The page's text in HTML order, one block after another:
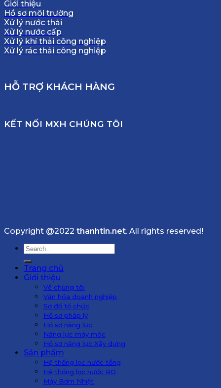
Giới thiệu
Hồ sơ môi trường
Xử lý nước thải
Xử lý nước cấp
Xử lý khí thải công nghiệp
Xử lý rác thải công nghiệp
HỖ TRỢ KHÁCH HÀNG
KẾT NỐI MXH CHÚNG TÔI
Copyright @2022 thanhtin.net. All rights reserved!
Search
for:
Trang chủ
Giới thiệu
Về chúng tôi
Văn hóa doanh nghiệp
Sơ đồ tổ chức
Hồ sơ pháp lý
Hồ sơ năng lực
Năng lực máy móc
Hồ sơ năng lực Xây dựng
Sản phẩm
Hệ thống lọc nước tổng
Hệ thống lọc nước RO
Máy Bơm Nhiệt